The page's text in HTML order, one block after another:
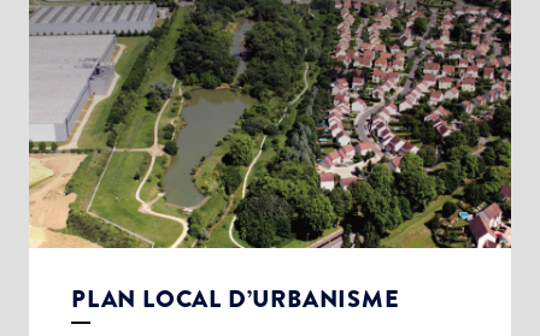
PLAN LOCAL D’URBANISME